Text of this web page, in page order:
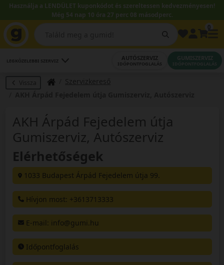
Használja a LENDÜLET kuponkódot és szereltessen kedvezményesen!
Még 54 nap 10 óra 27 perc 07 másodperc.
LEGKÖZELEBBI SZERVIZ AUTÓSZERVIZ
IDŐPONTFOGLALÁS
GUMISZERVIZ
IDŐPONTFOGLALÁS
Vissza
Szervizkereső
AKH Árpád Fejedelem útja
Gumiszerviz, Autószerviz
Elérhetőségek
1033 Budapest Árpád Fejedelem útja 99.
Hívjon most: +3613713333
E-mail: info@gumi.hu
Időpontfoglalás